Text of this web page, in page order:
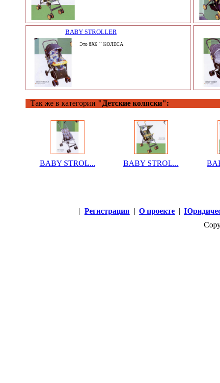
BABY STROLLER
Это 8X6 `` КОЛЕСА
Так же в категории "Детские коляски":
BABY STROL... BABY STROL...
| Регистрация | О проекте |